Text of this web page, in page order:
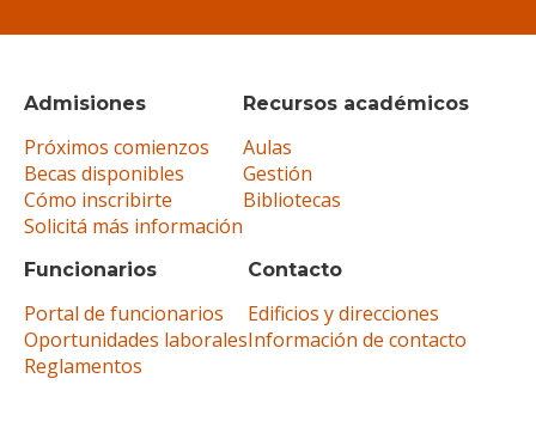
Admisiones
Próximos comienzos
Becas disponibles
Cómo inscribirte
Solicitá más información
Recursos académicos
Aulas
Gestión
Bibliotecas
Funcionarios
Portal de funcionarios
Oportunidades laborales
Reglamentos
Contacto
Edificios y direcciones
Información de contacto